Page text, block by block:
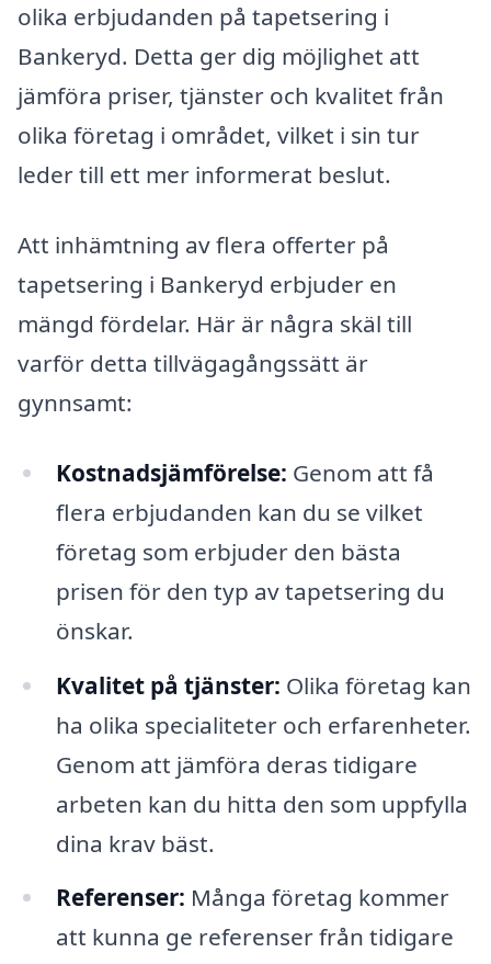
olika erbjudanden på tapetsering i
Bankeryd. Detta ger dig möjlighet att
jämföra priser, tjänster och kvalitet från
olika företag i området, vilket i sin tur
leder till ett mer informerat beslut.
Att inhämtning av flera offerter på
tapetsering i Bankeryd erbjuder en
mängd fördelar. Här är några skäl till
varför detta tillvägagångssätt är
gynnsamt:
Kostnadsjämförelse: Genom att få
flera erbjudanden kan du se vilket
företag som erbjuder den bästa
prisen för den typ av tapetsering du
önskar.
Kvalitet på tjänster: Olika företag kan
ha olika specialiteter och erfarenheter.
Genom att jämföra deras tidigare
arbeten kan du hitta den som uppfylla
dina krav bäst.
Referenser: Många företag kommer
att kunna ge referenser från tidigare